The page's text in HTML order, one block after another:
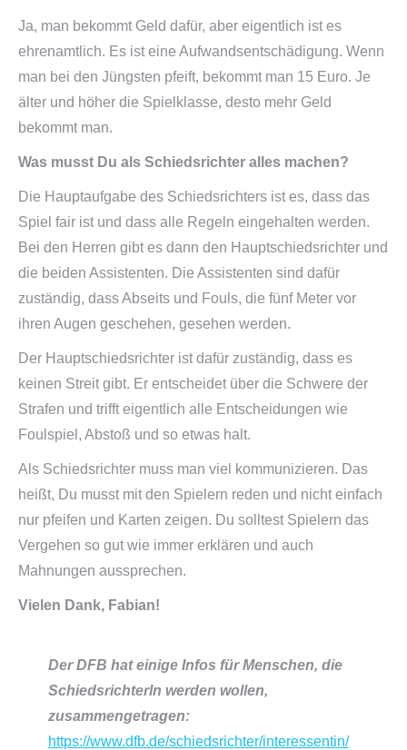
Ja, man bekommt Geld dafür, aber eigentlich ist es
ehrenamtlich. Es ist eine Aufwandsentschädigung. Wenn
man bei den Jüngsten pfeift, bekommt man 15 Euro. Je
älter und höher die Spielklasse, desto mehr Geld
bekommt man.
Was musst Du als Schiedsrichter alles machen?
Die Hauptaufgabe des Schiedsrichters ist es, dass das
Spiel fair ist und dass alle Regeln eingehalten werden.
Bei den Herren gibt es dann den Hauptschiedsrichter und
die beiden Assistenten. Die Assistenten sind dafür
zuständig, dass Abseits und Fouls, die fünf Meter vor
ihren Augen geschehen, gesehen werden.
Der Hauptschiedsrichter ist dafür zuständig, dass es
keinen Streit gibt. Er entscheidet über die Schwere der
Strafen und trifft eigentlich alle Entscheidungen wie
Foulspiel, Abstoß und so etwas halt.
Als Schiedsrichter muss man viel kommunizieren. Das
heißt, Du musst mit den Spielern reden und nicht einfach
nur pfeifen und Karten zeigen. Du solltest Spielern das
Vergehen so gut wie immer erklären und auch
Mahnungen aussprechen.
Vielen Dank, Fabian!
Der DFB hat einige Infos für Menschen, die
SchiedsrichterIn werden wollen,
zusammengetragen:
https://www.dfb.de/schiedsrichter/interessentin/